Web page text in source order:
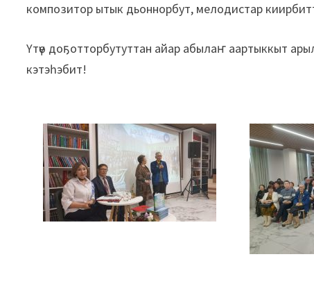
композитор ытык дьоннорбут, мелодистар
Үтүө доҕотторбутуттан айар абылаҥ аартыккыт
кэтэһэбит!